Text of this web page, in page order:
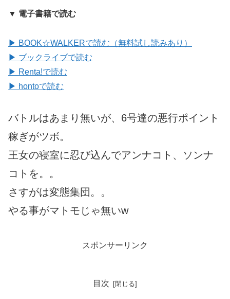
▼ 電子書籍で読む
▶ BOOK☆WALKERで読む（無料試し読みあり）
▶ ブックライブで読む
▶ Renta!で読む
▶ hontoで読む
バトルはあまり無いが、6号達の悪行ポイント
稼ぎがツボ。
王女の寝室に忍び込んでアンナコト、ソンナ
コトを。。
さすがは変態集団。。
やる事がマトモじゃ無いw
スポンサーリンク
目次